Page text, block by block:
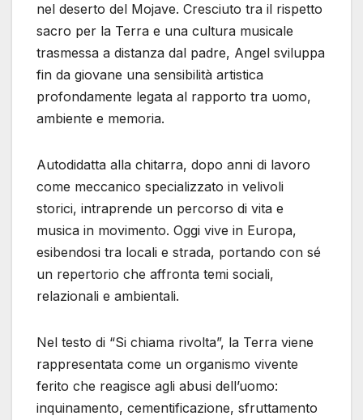
nel deserto del Mojave. Cresciuto tra il rispetto
sacro per la Terra e una cultura musicale
trasmessa a distanza dal padre, Angel sviluppa
fin da giovane una sensibilità artistica
profondamente legata al rapporto tra uomo,
ambiente e memoria.
Autodidatta alla chitarra, dopo anni di lavoro
come meccanico specializzato in velivoli
storici, intraprende un percorso di vita e
musica in movimento. Oggi vive in Europa,
esibendosi tra locali e strada, portando con sé
un repertorio che affronta temi sociali,
relazionali e ambientali.
Nel testo di “Si chiama rivolta”, la Terra viene
rappresentata come un organismo vivente
ferito che reagisce agli abusi dell’uomo:
inquinamento, cementificazione, sfruttamento